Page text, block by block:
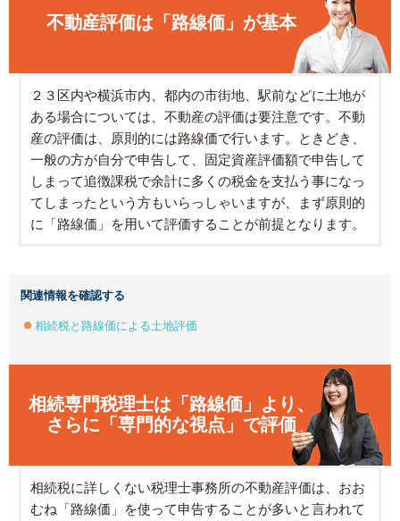
不動産評価は「路線価」が基本
２３区内や横浜市内、都内の市街地、駅前などに土地が
ある場合については、不動産の評価は要注意です。不動
産の評価は、原則的には路線価で行います。ときどき、
一般の方が自分で申告して、固定資産評価額で申告して
しまって追徴課税で余計に多くの税金を支払う事になっ
てしまったという方もいらっしゃいますが、まず原則的
に「路線価」を用いて評価することが前提となります。
関連情報を確認する
相続税と路線価による土地評価
相続専門税理士は「路線価」より、
さらに「専門的な視点」で評価
相続税に詳しくない税理士事務所の不動産評価は、おお
むね「路線価」を使って申告することが多いと言われて